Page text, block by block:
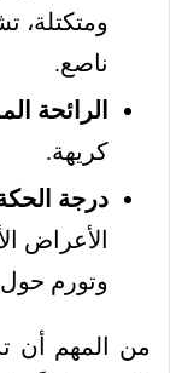
ومتكتلة،
ناصع.
الرائحة
كريهة.
درجة
الأعراض
وتورم حول
من المهم أن